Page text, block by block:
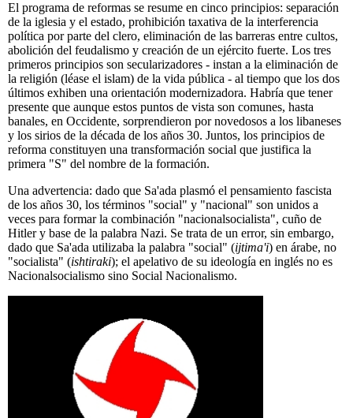
El programa de reformas se resume en cinco principios: separación
de la iglesia y el estado, prohibición taxativa de la interferencia
política por parte del clero, eliminación de las barreras entre cultos,
abolición del feudalismo y creación de un ejército fuerte. Los tres
primeros principios son secularizadores - instan a la eliminación de
la religión (léase el islam) de la vida pública - al tiempo que los dos
últimos exhiben una orientación modernizadora. Habría que tener
presente que aunque estos puntos de vista son comunes, hasta
banales, en Occidente, sorprendieron por novedosos a los libaneses
y los sirios de la década de los años 30. Juntos, los principios de
reforma constituyen una transformación social que justifica la
primera "S" del nombre de la formación.
Una advertencia: dado que Sa'ada plasmó el pensamiento fascista
de los años 30, los términos "social" y "nacional" son unidos a
veces para formar la combinación "nacionalsocialista", cuño de
Hitler y base de la palabra Nazi. Se trata de un error, sin embargo,
dado que Sa'ada utilizaba la palabra "social" (ijtima'i) en árabe, no
"socialista" (ishtiraki); el apelativo de su ideología en inglés no es
Nacionalsocialismo sino Social Nacionalismo.